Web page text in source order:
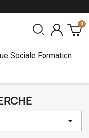
Sociale Formation
